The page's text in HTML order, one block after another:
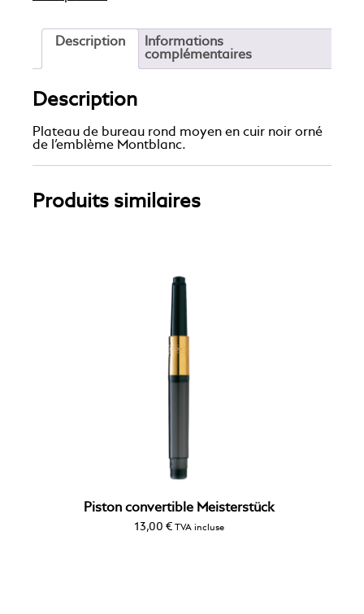
Description
Informations
complémentaires
Description
Plateau de bureau rond moyen en cuir noir orné
de l’emblème Montblanc.
Produits similaires
Piston convertible Meisterstück
13,00 € TVA incluse